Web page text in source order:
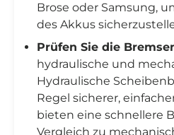
Brose oder Samsung,
des Akkus
Prüfen Sie die
hydraulische und
Hydraulische
Regel sicherer,
bieten eine schnellere
Vergleich zu